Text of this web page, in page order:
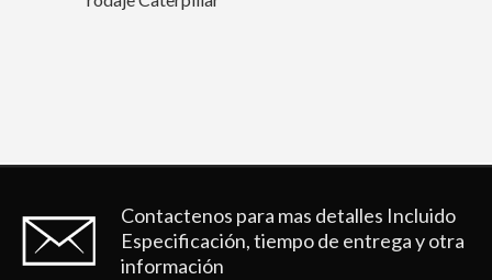
Contactenos para mas detalles Incluido
Especificación, tiempo de entrega y otra
información